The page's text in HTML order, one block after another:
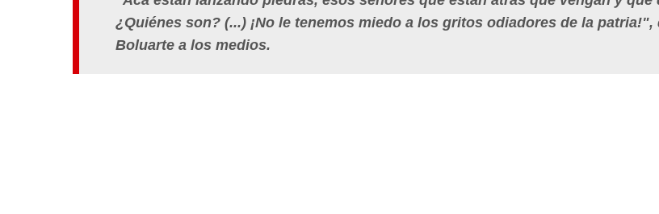
¿Quiénes son? (...) ¡No le tenemos miedo a los gritos odiadores de la patria!",
Boluarte a los medios.